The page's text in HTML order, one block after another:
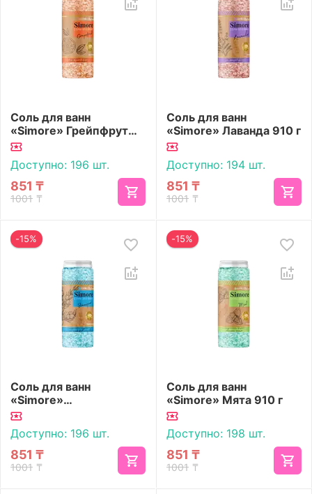
Соль для ванн
«Simore» Грейпфрут
910 г
Доступно: 196 шт.
1001 ₸
851 ₸
Соль для ванн
«Simore» Лаванда 910 г
Доступно: 194 шт.
1001 ₸
851 ₸
-15%
Соль для ванн
«Simore»
Можжевельник 910 г
Доступно: 196 шт.
1001 ₸
851 ₸
-15%
Соль для ванн
«Simore» Мята 910 г
Доступно: 198 шт.
1001 ₸
851 ₸